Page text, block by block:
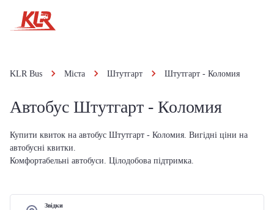
KLR Bus Міста Штутгарт Штутгарт - Коломия
Автобус Штутгарт - Коломия
Купити квиток на автобус Штутгарт - Коломия. Вигідні ціни на
автобусні квитки.
Комфортабельні автобуси. Цілодобова підтримка.
Звідки